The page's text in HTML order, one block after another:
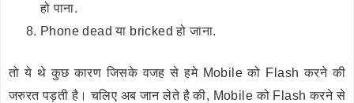
हो पाना.
Phone dead या bricked हो जाना.
तो ये थे कुछ कारण जिसके वजह से हमे Mobile को Flash करने की
जरुरत पड़ती है। चलिए अब जान लेते है की, Mobile को Flash करने से